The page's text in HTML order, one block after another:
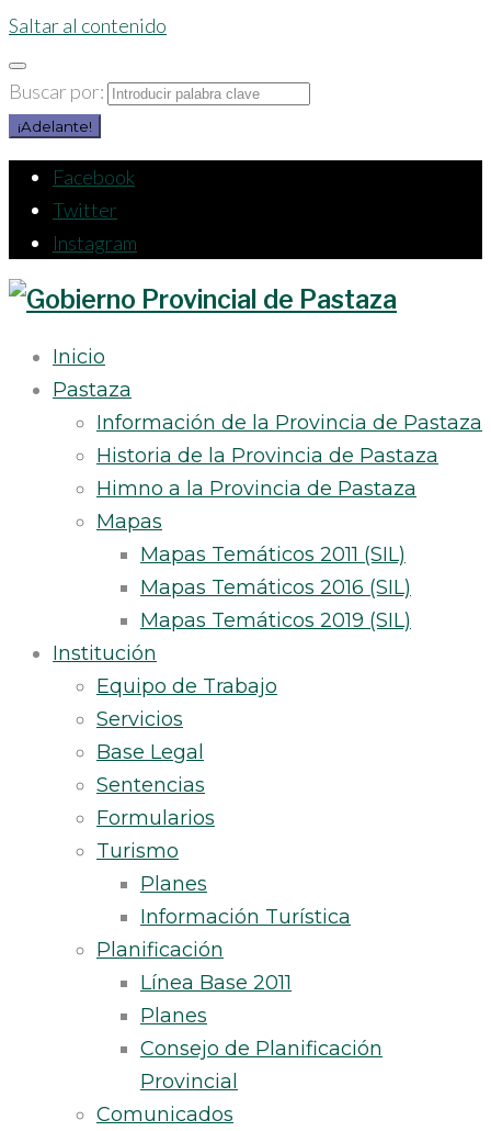
Saltar al contenido
Buscar por:
¡Adelante!
Facebook
Twitter
Instagram
Inicio
Pastaza
Información de la Provincia de Pastaza
Historia de la Provincia de Pastaza
Himno a la Provincia de Pastaza
Mapas
Mapas Temáticos 2011 (SIL)
Mapas Temáticos 2016 (SIL)
Mapas Temáticos 2019 (SIL)
Institución
Equipo de Trabajo
Servicios
Base Legal
Sentencias
Formularios
Turismo
Planes
Información Turística
Planificación
Línea Base 2011
Planes
Consejo de Planificación
Provincial
Comunicados